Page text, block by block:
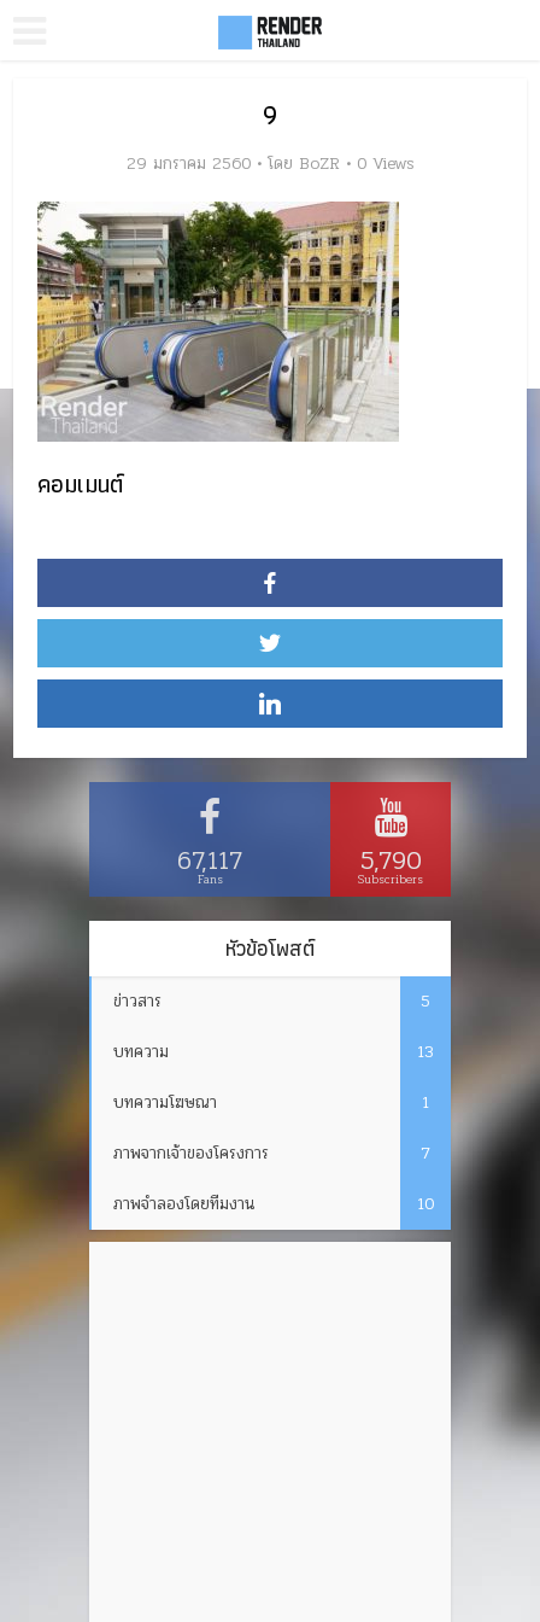
9
29 มกราคม 2560 โดย BoZR 0 Views
คอมเมนต์
67,117
Fans 5,790
Subscribers
หัวข้อโพสต์
ข่าวสาร
5
บทความ
13
บทความโฆษณา
1
ภาพจากเจ้าของโครงการ
7
ภาพจำลองโดยทีมงาน
10